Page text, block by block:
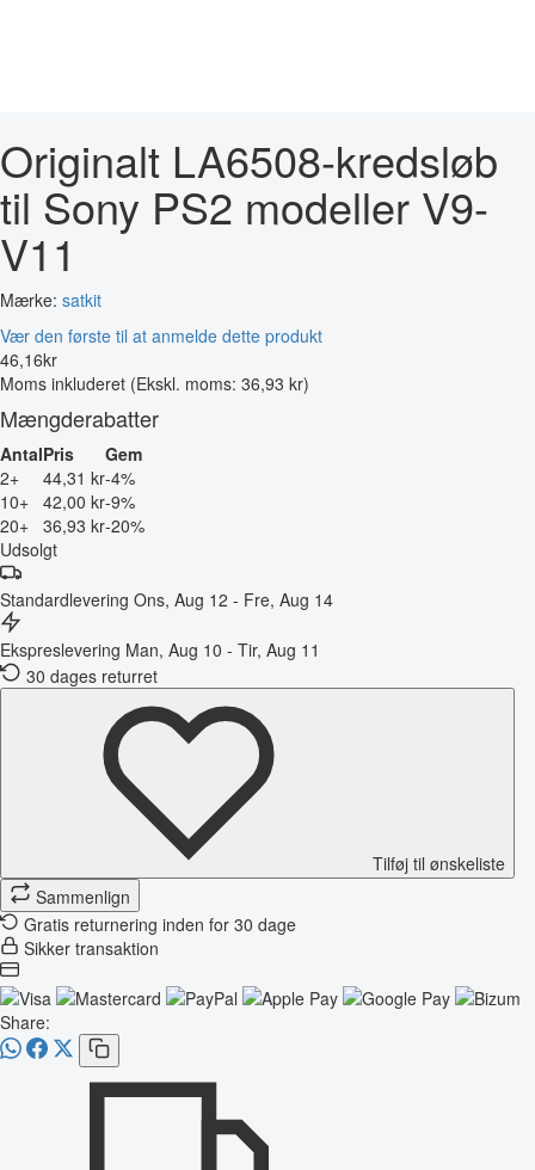
Originalt LA6508-kredsløb
til Sony PS2 modeller V9-
V11
Mærke: satkit
Vær den første til at anmelde dette produkt
46,16kr
Moms inkluderet (Ekskl. moms: 36,93 kr)
Mængderabatter
AntalPris
Gem
2+
44,31 kr-4%
10+ 42,00 kr-9%
20+ 36,93 kr-20%
Udsolgt
Standardlevering Ons, Aug 12 - Fre, Aug 14
Ekspreslevering Man, Aug 10 - Tir, Aug 11
30 dages returret
Tilføj til ønskeliste
Sammenlign
Gratis returnering inden for 30 dage
Sikker transaktion
Share: